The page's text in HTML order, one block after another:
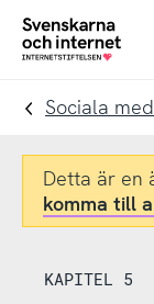
Till
navigation
Till
innehåll
To
Sociala
Detta är en
komma till
KAPITEL 5